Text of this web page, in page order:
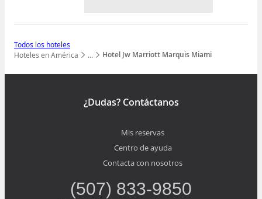
Todos los hoteles
…
Mostrar todos los niveles
Hoteles en América Hotel Jw Marriott Marquis Miami
¿Dudas? Contáctanos
Mis reservas
Centro de ayuda
Contacta con nosotros
(507) 833-9850